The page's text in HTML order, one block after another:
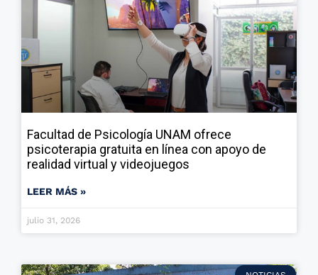
Facultad de Psicología UNAM ofrece
psicoterapia gratuita en línea con apoyo de
realidad virtual y videojuegos
LEER MÁS »
julio 31, 2026